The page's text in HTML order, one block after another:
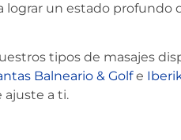
un estado profundo
tipos de masajes
Balneario & Golfe
ajuste a ti.